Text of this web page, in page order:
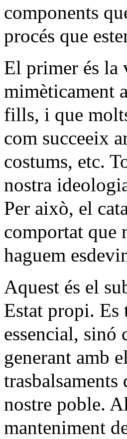
components
procés que
El primer és la
mimèticament
fills, i que
com succeeix
costums, etc.
nostra
Per això, el
comportat que
haguem
Aquest és el
Estat propi. Es
essencial, sinó
generant amb
nostre poble.
manteniment